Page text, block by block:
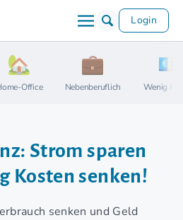
Login
Office Nebenberuflich Wenig
Strom sparen
Kosten senken!
senken und Geld